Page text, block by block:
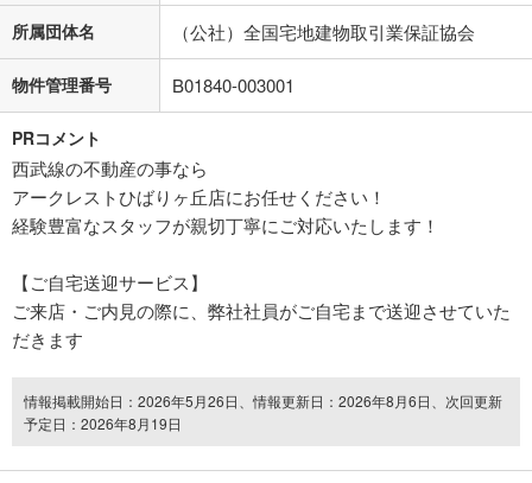
所属団体名 （公社）全国宅地建物取引業保証協会
物件管理番号 B01840-003001
PRコメント
西武線の不動産の事なら
アークレストひばりヶ丘店にお任せください！
経験豊富なスタッフが親切丁寧にご対応いたします！
【ご自宅送迎サービス】
ご来店・ご内見の際に、弊社社員がご自宅まで送迎させていた
だきます
情報掲載開始日：2026年5月26日、情報更新日：2026年8月6日、次回更新
予定日：2026年8月19日